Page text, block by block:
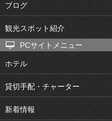
ブログ
観光スポット紹介
PCサイトメニュー
ホテル
貸切手配・チャーター
新着情報